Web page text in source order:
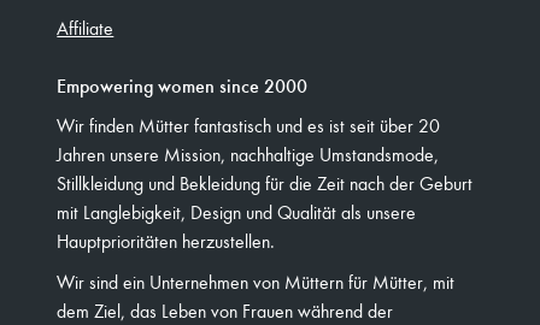
Affiliate
Empowering women since 2000
Wir finden Mütter fantastisch und es ist seit über 20
Jahren unsere Mission, nachhaltige Umstandsmode,
Stillkleidung und Bekleidung für die Zeit nach der Geburt
mit Langlebigkeit, Design und Qualität als unsere
Hauptprioritäten herzustellen.
Wir sind ein Unternehmen von Müttern für Mütter, mit
dem Ziel, das Leben von Frauen während der